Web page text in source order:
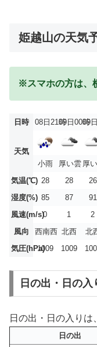
姫越山の天気
※スマホの方は、
日時 08日21時09日00時
09
天気
小雨
厚い雲 厚
気温(℃) 28 28 26
湿度(%) 85 87 91
風速(m/s)0 1 2
風向
西南西 北西 北
気圧(hPa)1009 1009
日の出・日の入
日の出・日の入りは
日の出